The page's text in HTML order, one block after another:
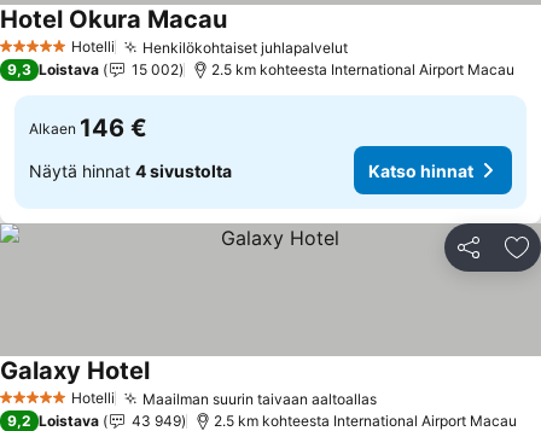
5 Tähtiluokitus
Hotelli Henkilökohtaiset juhlapalvelut
Hotel Okura Macau
9,3 Loistava 15 002 2.5 km kohteesta International Airport Macau
Alkaen 146 €
Näytä hinnat 4 sivustolta Katso hinnat
Jaa
5 Tähtiluokitus
Hotelli Maailman suurin taivaan aaltoallas
Galaxy Hotel
9,2 Loistava 43 949 2.5 km kohteesta International Airport Macau